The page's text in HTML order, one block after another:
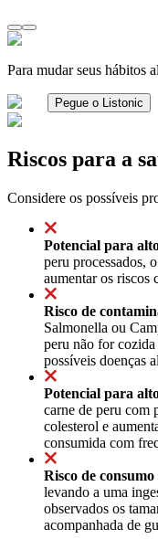
Para mudar seus hábitos
Pegue o Listonic
Riscos para a
Considere os possíveis
Potencial para
peru processados,
aumentar os riscos
Risco de
Salmonella ou
peru não for cozida
possíveis doenças
Potencial para
carne de peru com
colesterol e
consumida com
Risco de consumo
levando a uma
observados os
acompanhada de